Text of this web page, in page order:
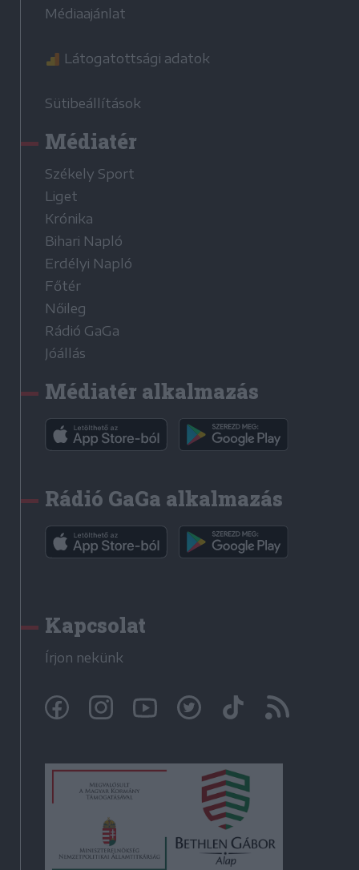
Médiaajánlat
Látogatottsági adatok
Sütibeállítások
Médiatér
Székely Sport
Liget
Krónika
Bihari Napló
Erdélyi Napló
Főtér
Nőileg
Rádió GaGa
Jóállás
Médiatér alkalmazás
Rádió GaGa alkalmazás
Kapcsolat
Írjon nekünk